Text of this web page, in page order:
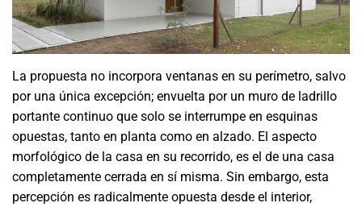
La propuesta no incorpora ventanas en su perímetro, salvo
por una única excepción; envuelta por un muro de ladrillo
portante continuo que solo se interrumpe en esquinas
opuestas, tanto en planta como en alzado. El aspecto
morfológico de la casa en su recorrido, es el de una casa
completamente cerrada en sí misma. Sin embargo, esta
percepción es radicalmente opuesta desde el interior,